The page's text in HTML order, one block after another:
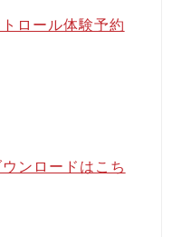
ロール体験予約
ンロードはこち